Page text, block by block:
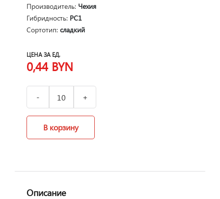
Производитель: Чехия
Гибридность: РС1
Сортотип: сладкий
ЦЕНА ЗА ЕД.
0,44 BYN
В корзину
Описание